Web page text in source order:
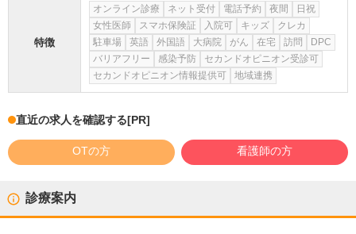
特徴
オンライン診療 ネット受付 電話予約 夜間
日祝
女性医師
スマホ保険証 入院可 キッズ
クレカ
駐車場
英語 外国語 大病院 がん 在宅 訪問
DPC
バリアフリー
感染予防
セカンドオピニオン受診可
セカンドオピニオン情報提供可
地域連携
直近の求人を確認する[PR]
OTの方 看護師の方
診療案内